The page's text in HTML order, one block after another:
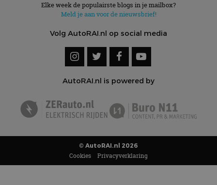
Elke week de populairste blogs in je mailbox?
Meld je aan voor de nieuwsbrief!
Volg AutoRAI.nl op social media
AutoRAI.nl is powered by
© AutoRAI.nl 2026
Cookies Privacyverklaring